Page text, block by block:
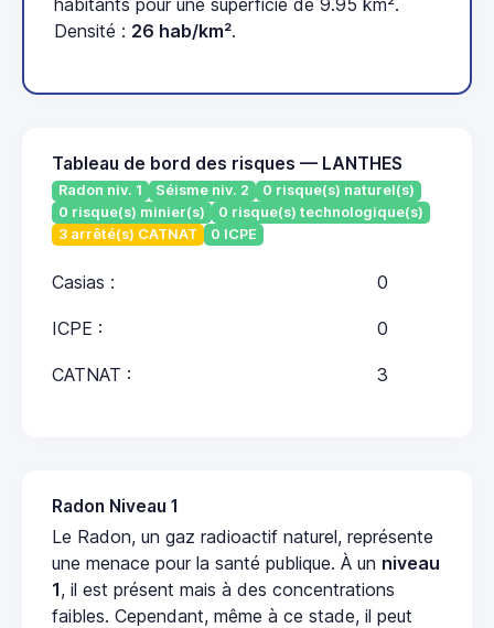
Densité : 26 hab/km².
Tableau de bord des risques — LANTHES
Radon niv. 1 Séisme niv. 2
0 risque(s) naturel(s)
0 risque(s) minier(s)
0 risque(s) technologique(s)
3 arrêté(s) CATNAT
0 ICPE
Casias : 0
ICPE : 0
CATNAT : 3
Radon Niveau 1
Le Radon, un gaz radioactif naturel, représente
une menace pour la santé publique. À un niveau
1, il est présent mais à des concentrations
faibles. Cependant, même à ce stade, il peut